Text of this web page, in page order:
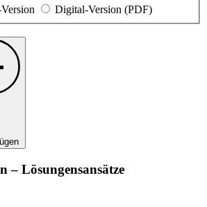
Digital-Version (PDF)
– Lösungensansätze